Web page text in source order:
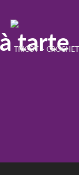
TRICOT – CROCHET
tarte